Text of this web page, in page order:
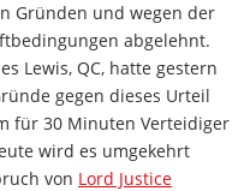
Gründen und wegen der
abgelehnt.
Lewis, QC, hatte gestern
gegen dieses Urteil
für 30 Minuten Verteidiger
wird es umgekehrt
von Lord Justice